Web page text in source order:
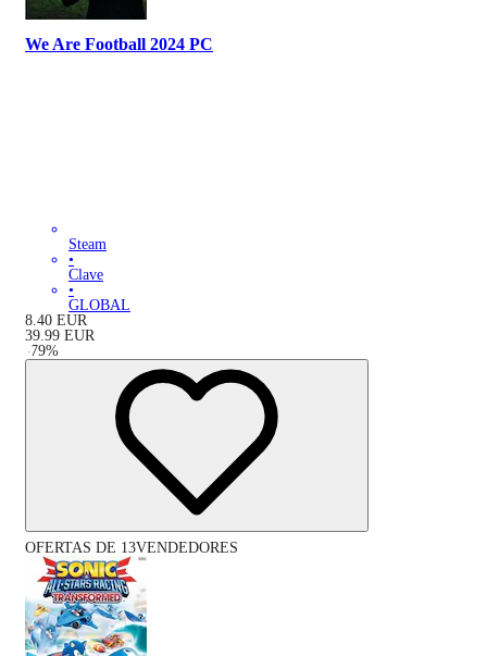
We Are Football 2024 PC
Steam
•
Clave
•
GLOBAL
8.40 EUR
39.99 EUR
-79%
OFERTAS DE 13VENDEDORES